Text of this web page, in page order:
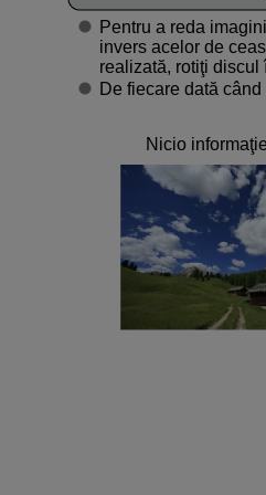
Pentru a reda
invers acelor de
realizată, rotiţi
De fiecare dată
Nicio informaţie